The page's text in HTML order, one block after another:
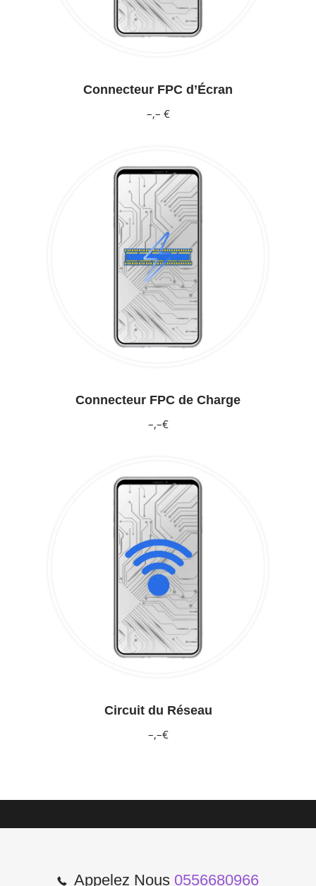
Connecteur FPC d’Écran
–,– €
Connecteur FPC de Charge
–,–€
Circuit du Réseau
–,–€
Appelez Nous 0556680966